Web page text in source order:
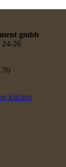
gmbh
24-26
70
klicken